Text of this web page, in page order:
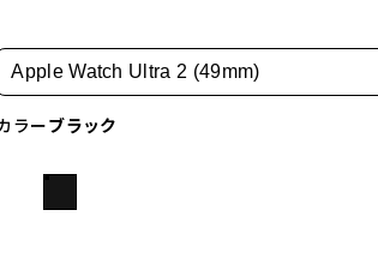
Apple Watch Ultra 2 (49mm)
ラーブラック